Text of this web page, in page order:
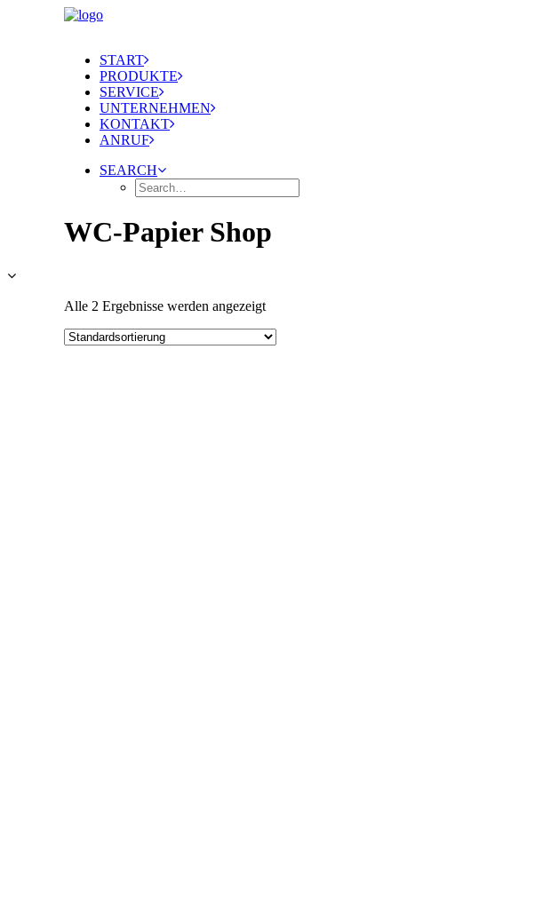
START
PRODUKTE
SERVICE
UNTERNEHMEN
KONTAKT
ANRUF
SEARCH
WC-Papier Shop
Alle 2 Ergebnisse werden angezeigt